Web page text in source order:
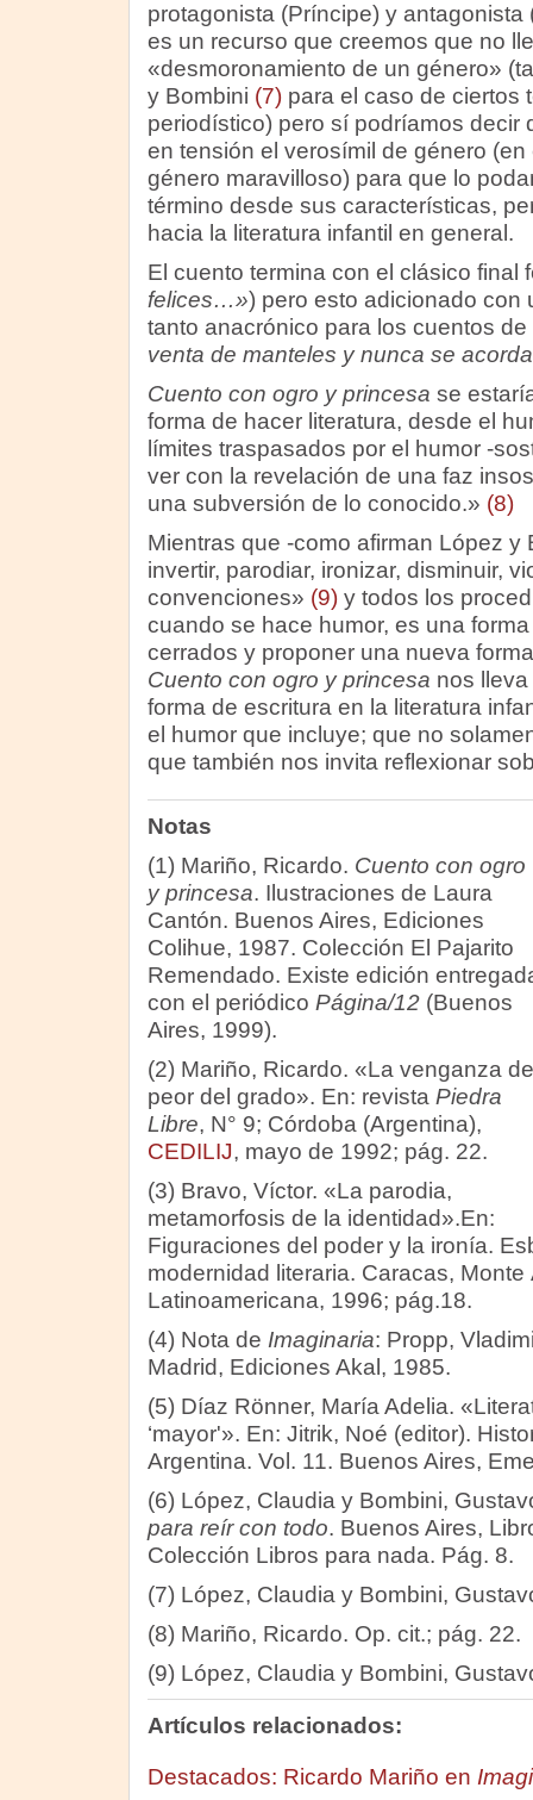
protagonista (Príncipe) y antagonista
es un recurso que creemos que no
«desmoronamiento de un género»
y Bombini (7)para el caso de ciertos
periodístico) pero sí podríamos decir
en tensión el verosímil de género
género maravilloso) para que lo
término desde sus características,
hacia la literatura infantil en general.
El cuento termina con el clásico final
felices…») pero esto adicionado con
tanto anacrónico para los cuentos
venta de manteles y nunca se
Cuento con ogro y princesa se
forma de hacer literatura, desde el
límites traspasados por el humor -
ver con la revelación de una faz
una subversión de lo conocido.» (8)
Mientras que -como afirman López y
invertir, parodiar, ironizar, disminuir,
convenciones» (9)y todos los
cuando se hace humor, es una
cerrados y proponer una nueva
Cuento con ogro y princesa nos
forma de escritura en la literatura
el humor que incluye; que no
que también nos invita reflexionar
Notas
(1) Mariño, Ricardo. Cuento con ogro
y princesa. Ilustraciones de Laura
Cantón. Buenos Aires, Ediciones
Colihue, 1987. Colección El Pajarito
Remendado. Existe edición
con el periódico Página/12(Buenos
Aires, 1999).
(2) Mariño, Ricardo. «La venganza
peor del grado». En: revista Piedra
Libre, N° 9; Córdoba (Argentina),
CEDILIJ, mayo de 1992; pág. 22.
(3) Bravo, Víctor. «La parodia,
metamorfosis de la identidad».En:
Figuraciones del poder y la ironía.
modernidad literaria. Caracas, Monte
Latinoamericana, 1996; pág.18.
(4) Nota de Imaginaria: Propp,
Madrid, Ediciones Akal, 1985.
(5) Díaz Rönner, María Adelia.
‘mayor'». En: Jitrik, Noé (editor).
Argentina. Vol. 11. Buenos Aires,
(6) López, Claudia y Bombini,
para reír con todo. Buenos Aires,
Colección Libros para nada. Pág. 8.
(7) López, Claudia y Bombini,
(8) Mariño, Ricardo. Op. cit.; pág. 22.
(9) López, Claudia y Bombini,
Artículos relacionados:
Destacados: Ricardo Mariño en